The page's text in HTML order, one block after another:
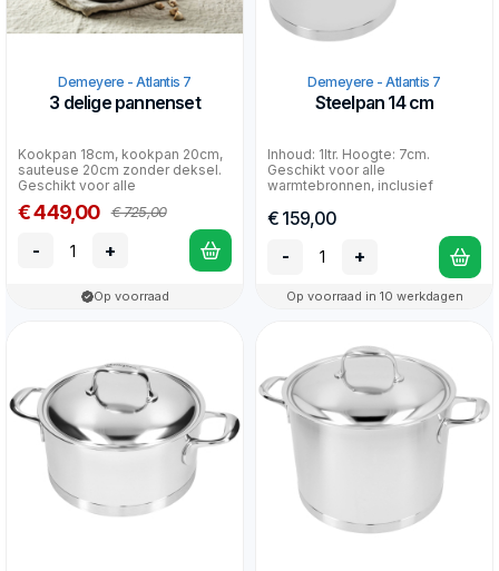
Demeyere - Atlantis 7
3 delige pannenset
Kookpan 18cm, kookpan 20cm,
sauteuse 20cm zonder deksel.
Geschikt voor alle
€ 449,00 € 725,00
- +
Op voorraad
Demeyere - Atlantis 7
Steelpan 14 cm
Inhoud: 1ltr. Hoogte: 7cm.
Geschikt voor alle
warmtebronnen, inclusief
fabriek...
€ 159,00
-
+
Op voorraad in 10 werkdagen